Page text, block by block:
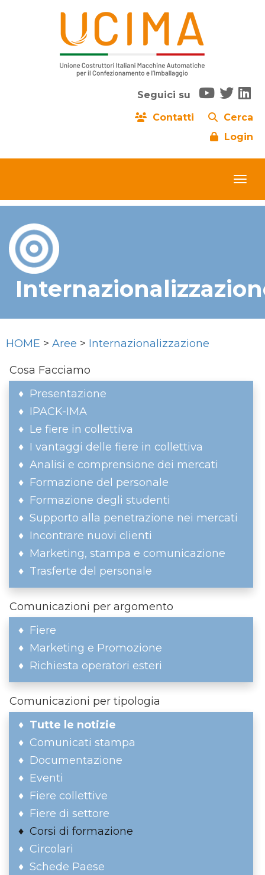
Seguici su
Contatti
Cerca
Login
HOME > Aree > Internazionalizzazione
Cosa Facciamo
Presentazione
IPACK-IMA
Le fiere in collettiva
I vantaggi delle fiere in collettiva
Analisi e comprensione dei mercati
Formazione del personale
Formazione degli studenti
Supporto alla penetrazione nei mercati
Incontrare nuovi clienti
Marketing, stampa e comunicazione
Trasferte del personale
Comunicazioni per argomento
Fiere
Marketing e Promozione
Richiesta operatori esteri
Comunicazioni per tipologia
Tutte le notizie
Comunicati stampa
Documentazione
Eventi
Fiere collettive
Fiere di settore
Corsi di formazione
Circolari
Schede Paese